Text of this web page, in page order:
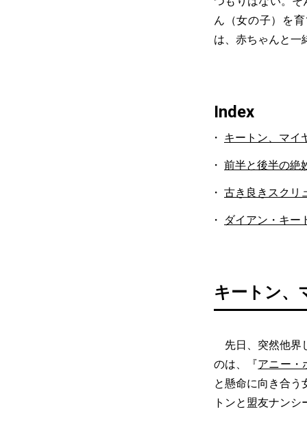
ん（女の子）を
は、赤ちゃんと一
Index
キートン、マイ
前半と後半の絶
古き良きスクリ
ダイアン・キー
キートン、
先日、突然他界
のは、『アニー・
と懸命に向き合う
トンと盟友ナン